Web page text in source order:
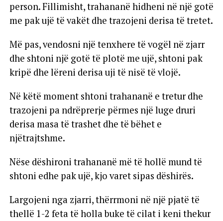
person. Fillimisht, trahananë hidheni në një gotë
me pak ujë të vakët dhe trazojeni derisa të tretet.
Më pas, vendosni një tenxhere të vogël në zjarr
dhe shtoni një gotë të plotë me ujë, shtoni pak
kripë dhe lëreni derisa uji të nisë të vlojë.
Në këtë moment shtoni trahananë e tretur dhe
trazojeni pa ndrëprerje përmes një luge druri
derisa masa të trashet dhe të bëhet e
njëtrajtshme.
Nëse dëshironi trahananë më të hollë mund të
shtoni edhe pak ujë, kjo varet sipas dëshirës.
Largojeni nga zjarri, thërrmoni në një pjatë të
thellë 1-2 feta të holla buke të cilat i keni thekur